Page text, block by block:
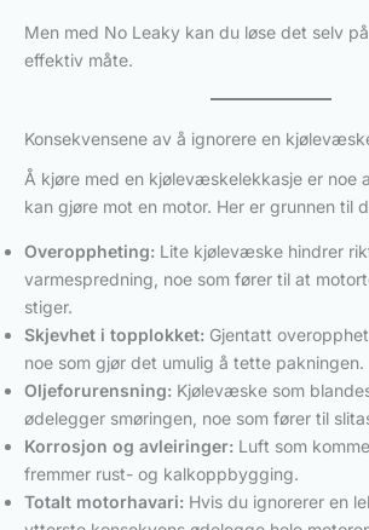
Men med No Leaky kan du løse det selv
effektiv måte.
Konsekvensene av å ignorere en
Å kjøre med en kjølevæskelekkasje er noe
kan gjøre mot en motor. Her er grunnen til
Overoppheting: Lite kjølevæske hindrer
varmespredning, noe som fører til at
stiger.
Skjevhet i topplokket: Gjentatt
noe som gjør det umulig å tette pakningen.
Oljeforurensning: Kjølevæske som
ødelegger smøringen, noe som fører til
Korrosjon og avleiringer: Luft som
fremmer rust- og kalkoppbygging.
Totalt motorhavari: Hvis du ignorerer en